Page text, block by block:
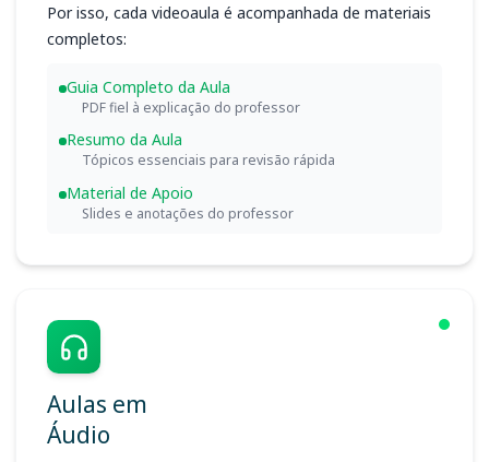
Por isso, cada videoaula é acompanhada de materiais
completos:
Guia Completo da Aula
PDF fiel à explicação do professor
Resumo da Aula
Tópicos essenciais para revisão rápida
Material de Apoio
Slides e anotações do professor
Aulas em
Áudio